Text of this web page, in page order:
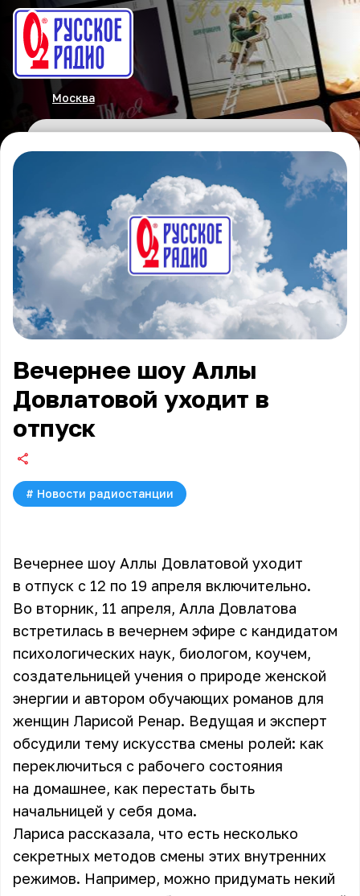
Москва
Вечернее шоу Аллы
Довлатовой уходит в
отпуск
# Новости радиостанции
Вечернее шоу Аллы Довлатовой уходит
в отпуск с 12 по 19 апреля включительно.
Во вторник, 11 апреля, Алла Довлатова
встретилась в вечернем эфире с кандидатом
психологических наук, биологом, коучем,
создательницей учения о природе женской
энергии и автором обучающих романов для
женщин Ларисой Ренар. Ведущая и эксперт
обсудили тему искусства смены ролей: как
переключиться с рабочего состояния
на домашнее, как перестать быть
начальницей у себя дома.
Лариса рассказала, что есть несколько
секретных методов смены этих внутренних
режимов. Например, можно придумать некий